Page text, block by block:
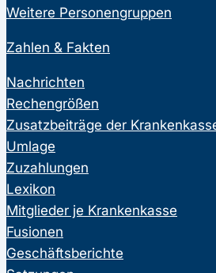
Weitere Personengruppen
Zahlen & Fakten
Nachrichten
Rechengrößen
Zusatzbeiträge der
Umlage
Zuzahlungen
Lexikon
Mitglieder je Krankenkasse
Fusionen
Geschäftsberichte